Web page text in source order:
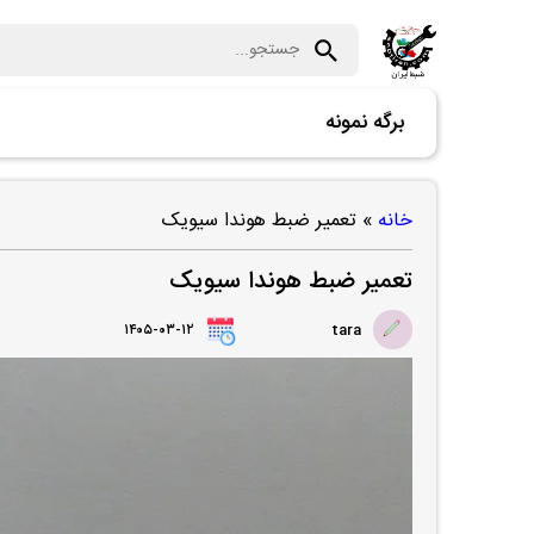
برگه نمونه
خانه » تعمیر ضبط هوندا سیویک
تعمیر ضبط هوندا سیویک
tara ۱۴۰۵-۰۳-۱۲